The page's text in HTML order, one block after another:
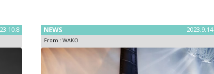
NEWS 2023.9.14
From : WAKO